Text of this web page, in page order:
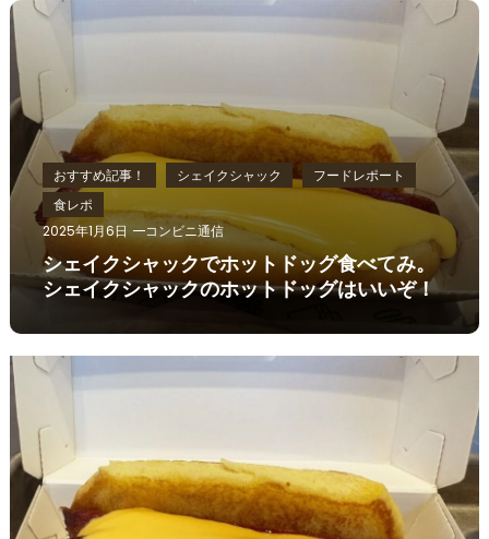
おすすめ記事！ シェイクシャック
フードレポート
食レポ
2025年1月6日
コンビニ通信
シェイクシャックでホットドッグ食べてみ。
シェイクシャックのホットドッグはいいぞ！